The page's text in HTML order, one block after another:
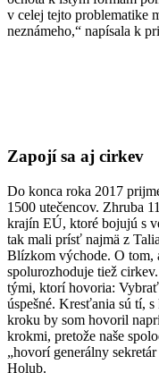
v celej tejto problematike
neznámeho,“ napísala k
Zapojí sa aj cirkev
Do konca roka 2017
1500 utečencov. Zhruba
krajín EÚ, ktoré bojujú s
tak mali prísť najmä z
Blízkom východe. O tom,
spolurozhoduje tiež
tými, ktorí hovoria:
úspešné. Kresťania sú tí,
kroku by som hovoril
krokmi, pretože naše
„hovorí generálny
Holub.